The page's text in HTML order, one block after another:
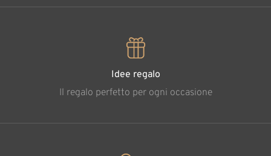
Idee regalo
Il regalo perfetto per ogni occasione